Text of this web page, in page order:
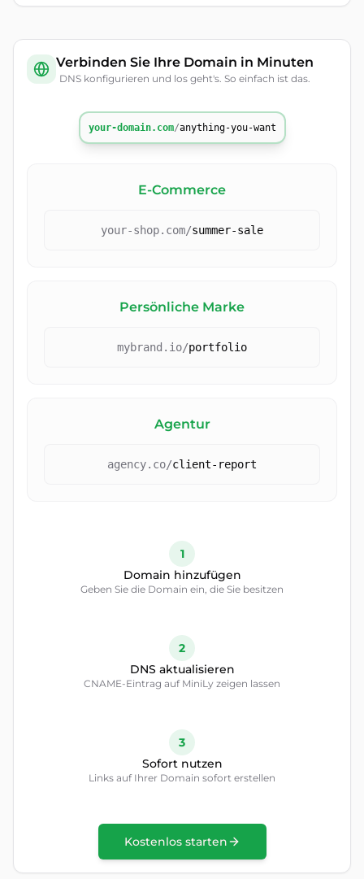
Verbinden Sie Ihre Domain in Minuten
DNS konfigurieren und los geht's. So einfach ist das.
your-domain.com/anything-you-want
E-Commerce
your-shop.com/summer-sale
Persönliche Marke
mybrand.io/portfolio
Agentur
agency.co/client-report
1
Domain hinzufügen
Geben Sie die Domain ein, die Sie besitzen
2
DNS aktualisieren
CNAME-Eintrag auf MiniLy zeigen lassen
3
Sofort nutzen
Links auf Ihrer Domain sofort erstellen
Kostenlos starten